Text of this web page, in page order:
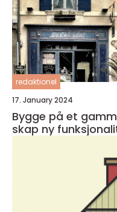
redaktionel
17. January 2024
Bygge på et
skap ny